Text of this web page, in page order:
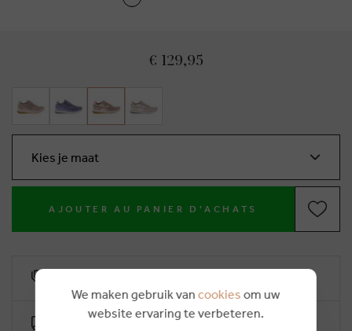
€ 129,95
Kies je maat
AJOUTER AU PANIER D'ACHATS
Livraison gratuit dès €50
We maken gebruik van cookies om uw
website ervaring te verbeteren.